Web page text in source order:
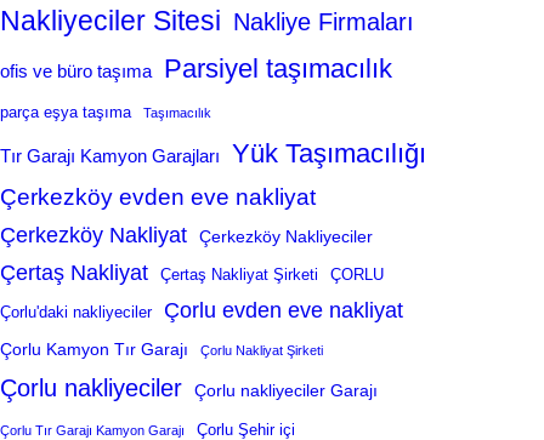
Nakliyeciler Sitesi Nakliye Firmaları
ofis ve büro taşıma Parsiyel taşımacılık
parça eşya taşıma Taşımacılık
Tır Garajı Kamyon Garajları Yük Taşımacılığı
Çerkezköy evden eve nakliyat
Çerkezköy Nakliyat Çerkezköy Nakliyeciler
Çertaş Nakliyat Çertaş Nakliyat Şirketi ÇORLU
Çorlu'daki nakliyeciler Çorlu evden eve nakliyat
Çorlu Kamyon Tır Garajı Çorlu Nakliyat Şirketi
Çorlu nakliyeciler Çorlu nakliyeciler Garajı
Çorlu Tır Garajı Kamyon Garajı Çorlu Şehir içi